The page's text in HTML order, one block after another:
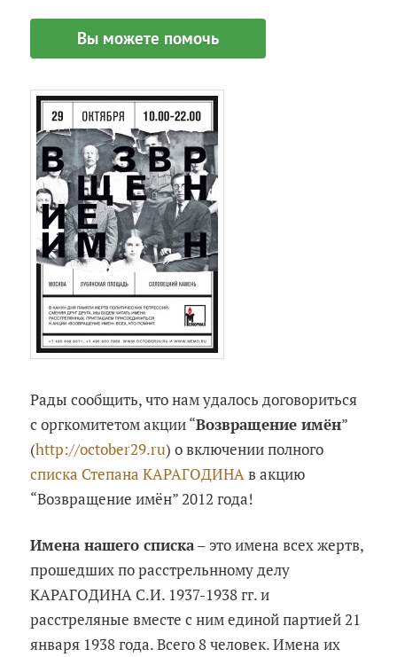
Вы можете помочь
Рады сообщить, что нам удалось договориться
с оргкомитетом акции “Возвращение имён”
(http://october29.ru) о включении полного
списка Степана КАРАГОДИНАв акцию
“Возвращение имён” 2012 года!
Имена нашего списка– это имена всех жертв,
прошедших по расстрельнному делу
КАРАГОДИНА С.И. 1937-1938 гг. и
расстреляные вместе с ним единой партией 21
января 1938 года. Всего 8 человек. Имена их